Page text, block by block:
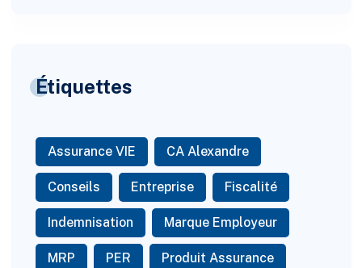
Étiquettes
Assurance VIE CA Alexandre
Conseils Entreprise Fiscalité
Indemnisation Marque Employeur
MRP PER Produit Assurance